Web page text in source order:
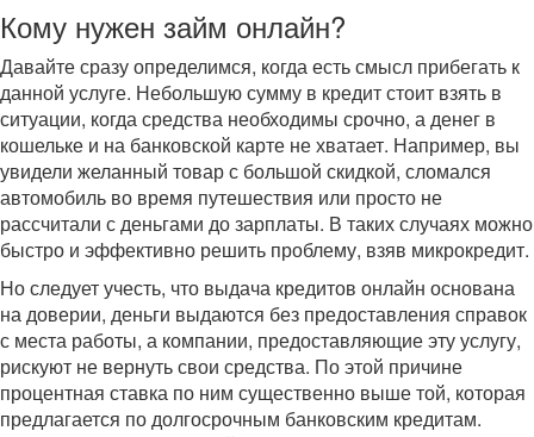
Кому нужен займ онлайн?
Давайте сразу определимся, когда есть смысл прибегать к
данной услуге. Небольшую сумму в кредит стоит взять в
ситуации, когда средства необходимы срочно, а денег в
кошельке и на банковской карте не хватает. Например, вы
увидели желанный товар с большой скидкой, сломался
автомобиль во время путешествия или просто не
рассчитали с деньгами до зарплаты. В таких случаях можно
быстро и эффективно решить проблему, взяв микрокредит.
Но следует учесть, что выдача кредитов онлайн основана
на доверии, деньги выдаются без предоставления справок
с места работы, а компании, предоставляющие эту услугу,
рискуют не вернуть свои средства. По этой причине
процентная ставка по ним существенно выше той, которая
предлагается по долгосрочным банковским кредитам.